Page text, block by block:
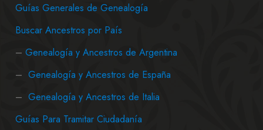
Guías Generales de Genealogía
Buscar Ancestros por País
– Genealogía y Ancestros de Argentina
– Genealogía y Ancestros de España
– Genealogía y Ancestros de Italia
Guías Para Tramitar Ciudadanía